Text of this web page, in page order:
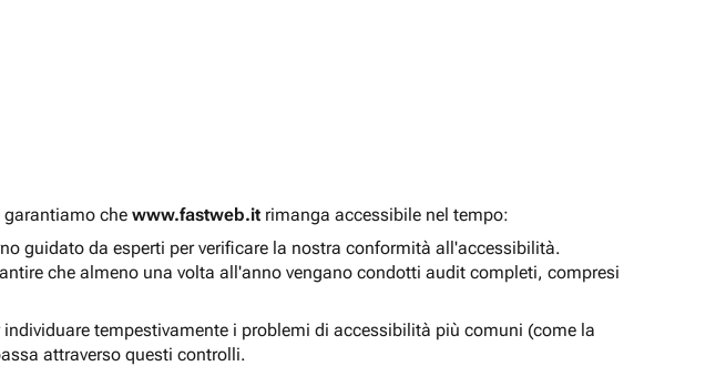
che www.fastweb.it rimanga accessibile nel tempo:
guidato da esperti per verificare la nostra conformità all'accessibilità.
che almeno una volta all'anno vengano condotti audit completi, compresi
tempestivamente i problemi di accessibilità più comuni (come la
attraverso questi controlli.